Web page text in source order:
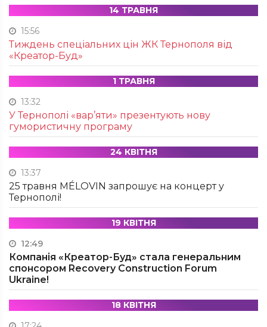
14 ТРАВНЯ
15:56
Тиждень спеціальних цін ЖК Тернополя від
«Креатор-Буд»
1 ТРАВНЯ
13:32
У Тернополі «вар’яти» презентують нову
гумористичну програму
24 КВІТНЯ
13:37
25 травня MÉLOVIN запрошує на концерт у
Тернополі!
19 КВІТНЯ
12:49
Компанія «Креатор-Буд» стала генеральним
спонсором Recovery Construction Forum
Ukraine!
18 КВІТНЯ